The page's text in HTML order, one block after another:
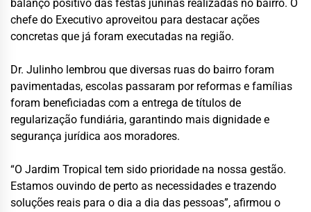
balanço positivo das festas juninas realizadas no bairro. O
chefe do Executivo aproveitou para destacar ações
concretas que já foram executadas na região.
Dr. Julinho lembrou que diversas ruas do bairro foram
pavimentadas, escolas passaram por reformas e famílias
foram beneficiadas com a entrega de títulos de
regularização fundiária, garantindo mais dignidade e
segurança jurídica aos moradores.
“O Jardim Tropical tem sido prioridade na nossa gestão.
Estamos ouvindo de perto as necessidades e trazendo
soluções reais para o dia a dia das pessoas”, afirmou o